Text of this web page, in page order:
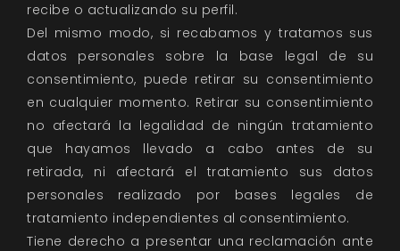
recibe o actualizando su perfil.
Del mismo modo, si recabamos y tratamos sus
datos personales sobre la base legal de su
consentimiento, puede retirar su consentimiento
en cualquier momento. Retirar su consentimiento
no afectará la legalidad de ningún tratamiento
que hayamos llevado a cabo antes de su
retirada, ni afectará el tratamiento sus datos
personales realizado por bases legales de
tratamiento independientes al consentimiento.
Tiene derecho a presentar una reclamación ante